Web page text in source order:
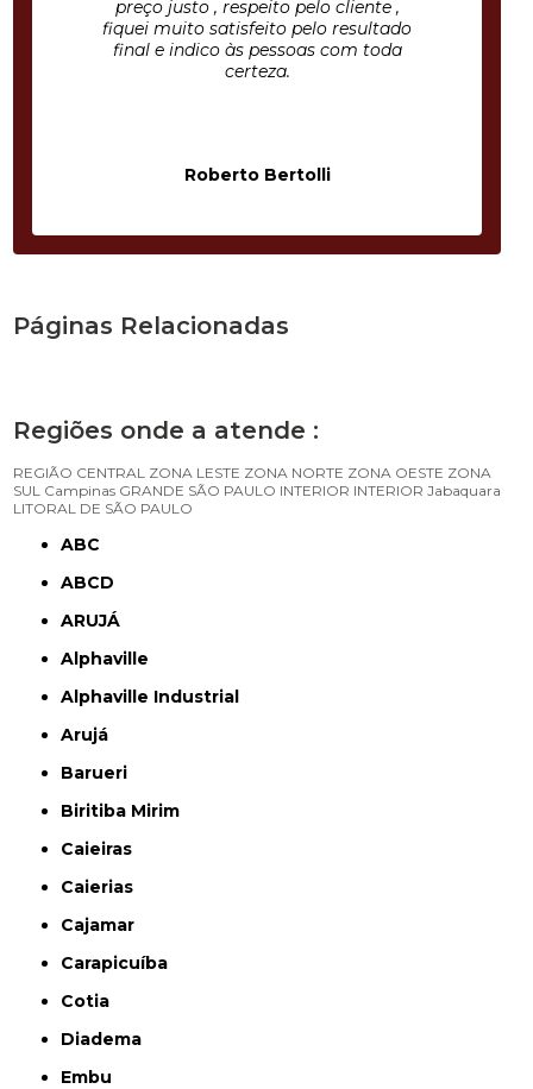
preço justo , respeito pelo cliente ,
fiquei muito satisfeito pelo resultado
final e indico às pessoas com toda
certeza.
Roberto Bertolli
Páginas Relacionadas
Regiões onde a atende :
REGIÃO CENTRAL ZONA LESTE ZONA NORTE ZONA OESTE ZONA
SUL Campinas GRANDE SÃO PAULO INTERIOR INTERIOR Jabaquara
LITORAL DE SÃO PAULO
ABC
ABCD
ARUJÁ
Alphaville
Alphaville Industrial
Arujá
Barueri
Biritiba Mirim
Caieiras
Caierias
Cajamar
Carapicuíba
Cotia
Diadema
Embu